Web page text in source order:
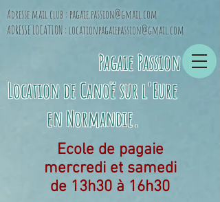
Pagaie Passion
Location de Canoë sur l'Eure
en Normandie.
Ecole de pagaie
mercredi et samedi
de 13h30 à 16h30
Adresse mail club : pagaie.passion@gmail.com
ADRESSE LOCATION : locationpagaiepassion@gmail.com